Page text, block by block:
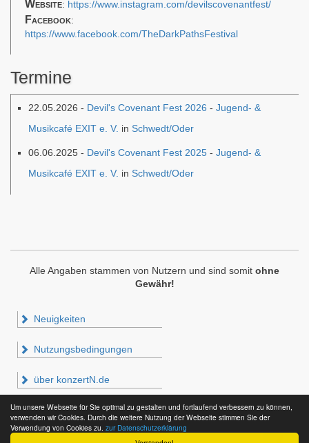
Um unsere Webseite für Sie optimal zu gestalten und fortlaufend verbessern zu können,
verwenden wir Cookies. Durch die weitere Nutzung der Webseite stimmen Sie der
Verwendung von Cookies zu. zur Datenschutzerklärung
Website: https://www.instagram.com/devilscovenantfest/
Facebook:
https://www.facebook.com/TheDarkPathsFestival
Termine
22.05.2026 - Devil's Covenant Fest 2026 - Jugend- &
Musikcafé EXIT e. V. in Schwedt/Oder
06.06.2025 - Devil's Covenant Fest 2025 - Jugend- &
Musikcafé EXIT e. V. in Schwedt/Oder
Alle Angaben stammen von Nutzern und sind somit ohne
Gewähr!
Neuigkeiten
Nutzungsbedingungen
über konzertN.de
Impressum & Datenschutz